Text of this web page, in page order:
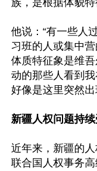
族，是根据体貌特
他说：“有一些人
习班的人或集中
体质特征象是维
动的那些人看到
好像是这里突然
新疆人权问题持
近年来，新疆的人
联合国人权事务